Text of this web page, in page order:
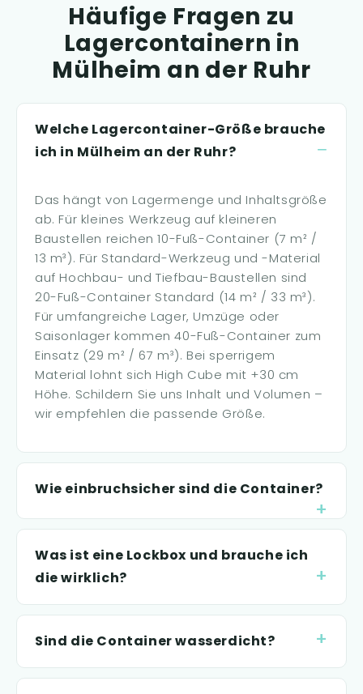
Häufige Fragen zu
Lagercontainern in
Mülheim an der Ruhr
Welche Lagercontainer-Größe brauche
ich in Mülheim an der Ruhr?
Das hängt von Lagermenge und Inhaltsgröße
ab. Für kleines Werkzeug auf kleineren
Baustellen reichen 10-Fuß-Container (7 m² /
13 m³). Für Standard-Werkzeug und -Material
auf Hochbau- und Tiefbau-Baustellen sind
20-Fuß-Container Standard (14 m² / 33 m³).
Für umfangreiche Lager, Umzüge oder
Saisonlager kommen 40-Fuß-Container zum
Einsatz (29 m² / 67 m³). Bei sperrigem
Material lohnt sich High Cube mit +30 cm
Höhe. Schildern Sie uns Inhalt und Volumen –
wir empfehlen die passende Größe.
Wie einbruchsicher sind die Container?
Was ist eine Lockbox und brauche ich
die wirklich?
Sind die Container wasserdicht?